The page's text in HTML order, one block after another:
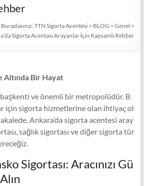
Buradasınız: TTN Sigorta Acentesi > BLOG >Genel >
Sigorta Acentası Arayanlar İçin Kapsamlı Rehber
Altında Bir Hayat
ve önemli bir metropolüdür. B
için sigorta hizmetlerine olan ihtiyaç ol
Ankara’da sigorta acentesi aray
sağlık sigortası ve diğer sigorta tür
Sigortası: Aracınızı Gü